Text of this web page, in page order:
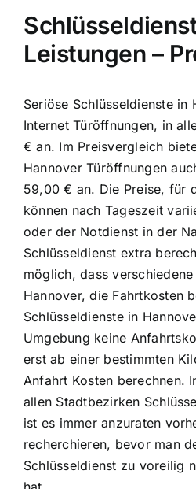
Leistungen –
Seriöse Schlüsseldienste in
Internet Türöffnungen, in
€ an. Im Preisvergleich
Hannover Türöffnungen
59,00 € an. Die Preise, für
können nach Tageszeit
oder der Notdienst in der
Schlüsseldienst extra
möglich, dass
Hannover, die Fahrtkosten
Schlüsseldienste in
Umgebung keine
erst ab einer bestimmten
Anfahrt Kosten berechnen.
allen Stadtbezirken
ist es immer anzuraten
recherchieren, bevor man
Schlüsseldienst zu voreilig